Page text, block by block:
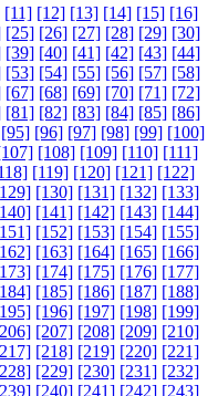
[11] [12] [13] [14] [15] [16]
[25] [26] [27] [28] [29] [30]
[39] [40] [41] [42] [43] [44]
[53] [54] [55] [56] [57] [58]
[67] [68] [69] [70] [71] [72]
[81] [82] [83] [84] [85] [86]
[95] [96] [97] [98] [99] [100]
[108] [109] [110] [111]
[119] [120] [121] [122]
[130] [131] [132] [133]
[141] [142] [143] [144]
[152] [153] [154] [155]
[163] [164] [165] [166]
[174] [175] [176] [177]
[185] [186] [187] [188]
[196] [197] [198] [199]
[207] [208] [209] [210]
[218] [219] [220] [221]
[229] [230] [231] [232]
[240] [241] [242] [243]